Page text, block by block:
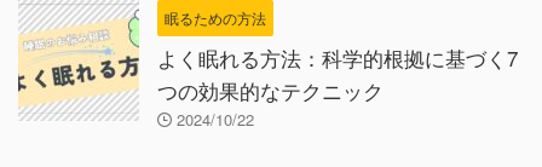
眠るための方法
よく眠れる方法：科学的根拠に基づく7
つの効果的なテクニック
2024/10/22